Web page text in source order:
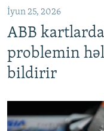
İyun 25, 2026
ABB
problemin
bildirir